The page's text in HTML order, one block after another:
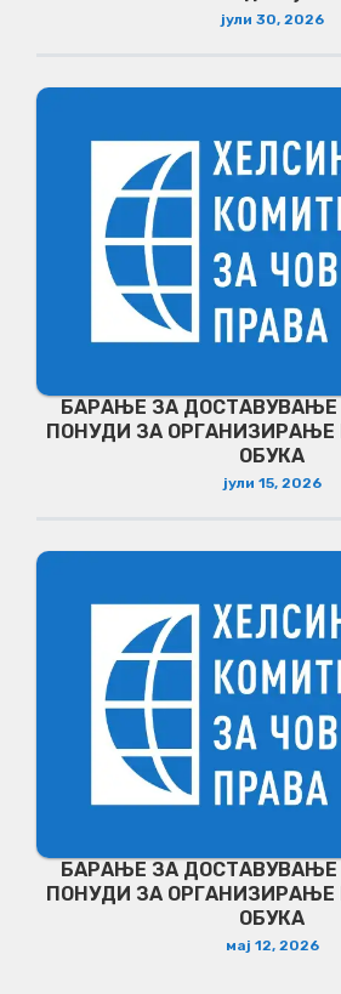
јули 30, 2026
БАРАЊЕ ЗА ДОСТАВУВАЊЕ
ПОНУДИ ЗА
ОБУКА
јули 15, 2026
БАРАЊЕ ЗА ДОСТАВУВАЊЕ
ПОНУДИ ЗА
ОБУКА
мај 12, 2026